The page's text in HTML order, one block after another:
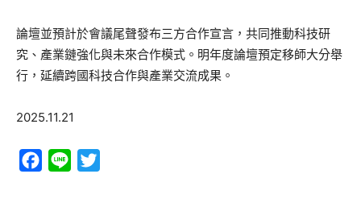
論壇並預計於會議尾聲發布三方合作宣言，共同推動科技研
究、產業鏈強化與未來合作模式。明年度論壇預定移師大分舉
行，延續跨國科技合作與產業交流成果。
2025.11.21
Facebook
Line